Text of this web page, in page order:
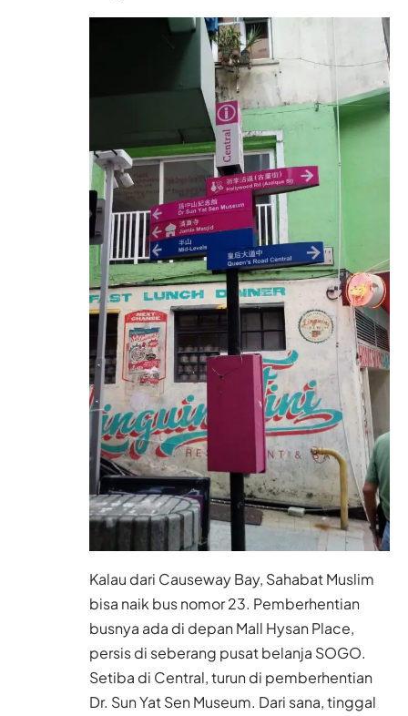
Kalau dari Causeway Bay, Sahabat Muslim
bisa naik bus nomor 23. Pemberhentian
busnya ada di depan Mall Hysan Place,
persis di seberang pusat belanja SOGO.
Setiba di Central, turun di pemberhentian
Dr. Sun Yat Sen Museum. Dari sana, tinggal